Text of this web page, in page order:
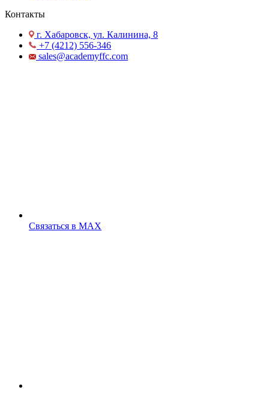
Контакты
г. Хабаровск, ул. Калинина, 8
+7 (4212) 556-346
sales@academyffc.com
Cвязаться в MAX